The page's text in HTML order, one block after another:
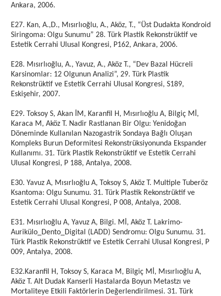
Ankara, 2006.
E27. Kan, A.,D., Mısırlıoğlu, A., Aköz, T., “Üst Dudakta Kondroid
Siringoma: Olgu Sunumu” 28. Türk Plastik Rekonstrüktif ve
Estetik Cerrahi Ulusal Kongresi, P162, Ankara, 2006.
E28. Mısırlıoğlu, A., Yavuz, A., Aköz T., “Dev Bazal Hücreli
Karsinomlar: 12 Olgunun Analizi”, 29. Türk Plastik
Rekonstrüktif ve Estetik Cerrahi Ulusal Kongresi, S189,
Eskişehir, 2007.
E29. Toksoy S, Akan İM, Karanfil H, Mısırlıoğlu A, Bilgiç Mİ,
Karaca M, Aköz T. Nadir Rastlanan Bir Olgu: Yenidoğan
Döneminde Kullanılan Nazogastrik Sondaya Bağlı Oluşan
Kompleks Burun Deformitesi Rekonstrüksiyonunda Ekspander
Kullanımı. 31. Türk Plastik Rekonstrüktif ve Estetik Cerrahi
Ulusal Kongresi, P 188, Antalya, 2008.
E30. Yavuz A, Mısırlıoğlu A, Toksoy S, Aköz T. Multiple Tuberöz
Ksantoma: Olgu Sunumu. 31. Türk Plastik Rekonstrüktif ve
Estetik Cerrahi Ulusal Kongresi, P 008, Antalya, 2008.
E31. Mısırlıoğlu A, Yavuz A, Bilgi. Mİ, Aköz T. Lakrimo-
Aurikülo_Dento_Digital (LADD) Sendromu: Olgu Sunumu. 31.
Türk Plastik Rekonstrüktif ve Estetik Cerrahi Ulusal Kongresi, P
009, Antalya, 2008.
E32.Karanfil H, Toksoy S, Karaca M, Bilgiç Mİ, Mısırlıoğlu A,
Aköz T. Alt Dudak Kanserli Hastalarda Boyun Metastzı ve
Mortaliteye Etkili Faktörlerin Değerlendirilmesi. 31. Türk